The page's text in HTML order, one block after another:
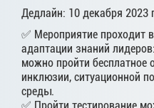
Дедлайн: 10 декабря 2023
✅ Мероприятие
адаптации знаний лидеров:
можно пройти бесплатное
инклюзии, ситуационной
среды.